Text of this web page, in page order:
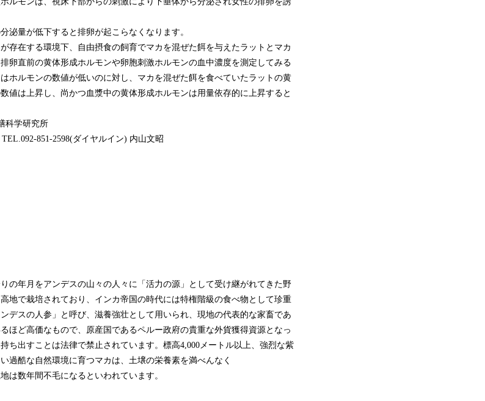
泌量が低下すると排卵が起こらなくなります。
存在する環境下、自由摂食の飼育でマカを混ぜた餌を与えたラットとマカ
卵直前の黄体形成ホルモンや卵胞刺激ホルモンの血中濃度を測定してみる
ホルモンの数値が低いのに対し、マカを混ぜた餌を食べていたラットの黄
値は上昇し、尚かつ血漿中の黄体形成ホルモンは用量依存的に上昇すると
科学研究所
851-2598(ダイヤルイン) 内山文昭
の年月をアンデスの山々の人々に「活力の源」として受け継がれてきた野
地で栽培されており、インカ帝国の時代には特権階級の食べ物として珍重
デスの人参」と呼び、滋養強壮として用いられ、現地の代表的な家畜であ
ほど高価なもので、原産国であるペルー政府の貴重な外貨獲得資源となっ
ち出すことは法律で禁止されています。標高4,000メートル以上、強烈な紫
過酷な自然環境に育つマカは、土壌の栄養素を満べんなく
は数年間不毛になるといわれています。